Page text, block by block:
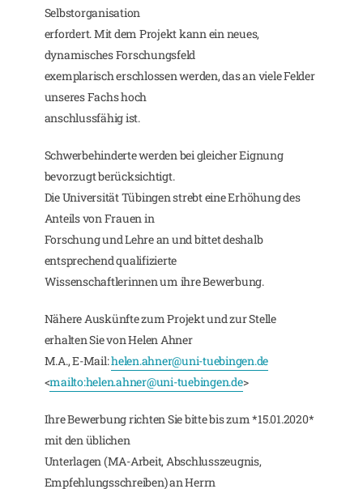
Selbstorganisation
erfordert. Mit dem Projekt kann ein neues,
dynamisches Forschungsfeld
exemplarisch erschlossen werden, das an viele Felder
unseres Fachs hoch
anschlussfähig ist.
Schwerbehinderte werden bei gleicher Eignung
bevorzugt berücksichtigt.
Die Universität Tübingen strebt eine Erhöhung des
Anteils von Frauen in
Forschung und Lehre an und bittet deshalb
entsprechend qualifizierte
Wissenschaftlerinnen um ihre Bewerbung.
Nähere Auskünfte zum Projekt und zur Stelle
erhalten Sie von Helen Ahner
M.A., E-Mail:helen.ahner@uni-tuebingen.de
<mailto:helen.ahner@uni-tuebingen.de>
Ihre Bewerbung richten Sie bitte bis zum *15.01.2020*
mit den üblichen
Unterlagen (MA-Arbeit, Abschlusszeugnis,
Empfehlungsschreiben) an Herrn